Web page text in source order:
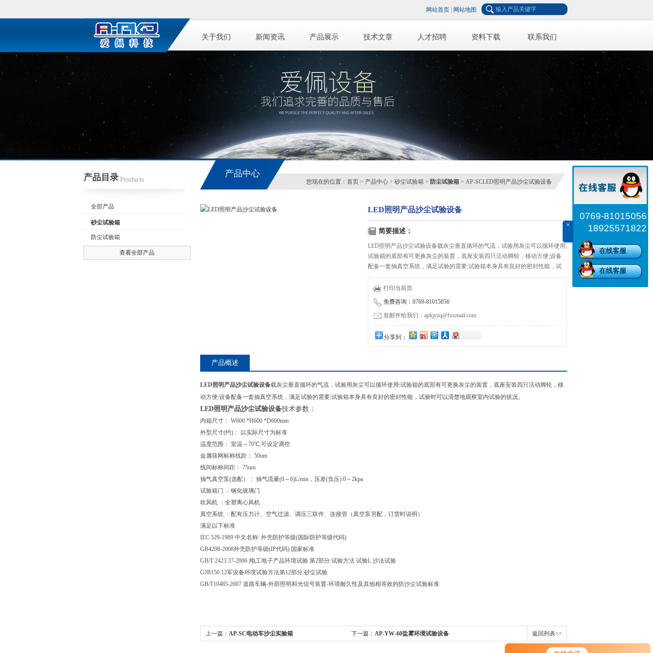
您好！欢迎前来咨询，很高兴为您
网站首页 网站地图
公司名称
关于我们 新闻资讯 产品展示 技术文章 人才招聘 资料下载 联系我们
产品目录 Products
全部产品
砂尘试验箱
防尘试验箱
查看全部产品
产品中心
您现在的位置： 首页 > 产品中心 > 砂尘试验箱 > 防尘试验箱 > AP-SCLED照明产品沙尘试验设备
LED照明产品沙尘试验设备
简要描述：
LED照明产品沙尘试验设备载灰尘垂直循环的气流，试验用灰尘可以循环使用;
试验箱的底部有可更换灰尘的装置，底座安装四只活动脚轮，移动方便;设备
配备一套抽真空系统，满足试验的需要;试验箱本身具有良好的密封性能，试
验时可以清楚地观察室内试验的状况。
打印当前页
免费咨询：0769-81015056
发邮件给我们：apkjyzq@foxmail.com
分享到：
产品概述
LED照明产品沙尘试验设备载灰尘垂直循环的气流，试验用灰尘可以循环使用 ;试验箱的底部有可更换灰尘的装置，底座安装四只活动脚轮，移
动方便;设备配备一套抽真空系统，满足试验的需要;试验箱本身具有良好的密封性能，试验时可以清楚地观察室内试验的状况。
LED照明产品沙尘试验设备技术参数：
内箱尺寸： W600 *H600 *D600mm
外型尺寸(约)： 以实际尺寸为标准
温度范围： 室温～70℃,可设定调控
金属筛网标称线距： 50um
线间标称间距： 75um
抽气真空泵(选配）： 抽气流量(0～6)L/min，压差(负压):0～2kpa
试验箱门 ：钢化玻璃门
吹风机 ：全塑离心风机
真空系统 ：配有压力计、空气过滤、调压三联件、连接管（真空泵另配，订货时说明）
满足以下标准
IEC 529-1989 中文名称: 外壳防护等级(国际防护等级代码)
GB4208-2008外壳防护等级(IP代码) 国家标准
GB/T 2423.37-2006 |电工电子产品环境试验 第2部分:试验方法 试验L 沙法试验
GJB150.12军设备环境试验方法第12部分:砂尘试验
GB/T10485-2007 道路车辆-外部照明和光信号装置-环境耐久性及其他相等效的防沙尘试验标准
上一篇： AP-SC电动车沙尘实验箱 下一篇： AP-YW-60盐雾环境试验设备 返回列表>>
0769-81015056
18925571822
在线客服
在线客服
×